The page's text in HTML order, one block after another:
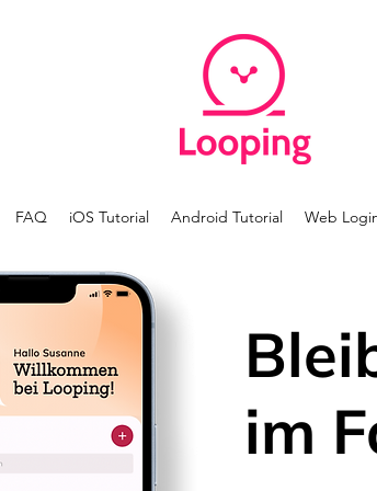
FAQ iOS Tutorial Android Tutorial Web
im